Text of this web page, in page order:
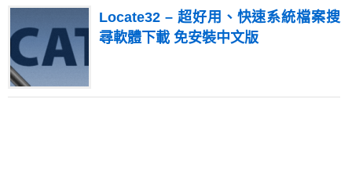
Locate32 – 超好用、快速系統檔案搜
尋軟體下載 免安裝中文版